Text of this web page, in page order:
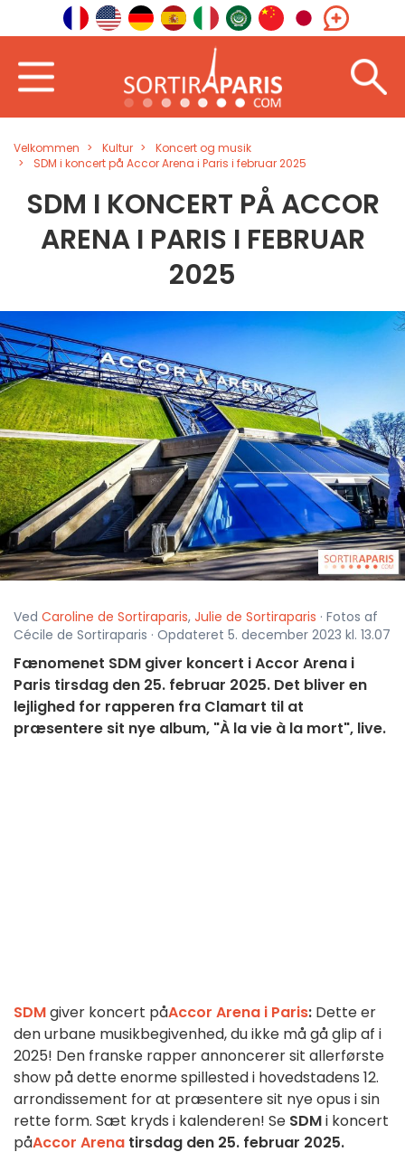
Velkommen Kultur
Koncert og musik
SDM i koncert på Accor Arena i Paris i februar 2025
SDM I KONCERT PÅ ACCOR
ARENA I PARIS I FEBRUAR
2025
Ved Caroline de Sortiraparis, Julie de Sortiraparis · Fotos af
Cécile de Sortiraparis · Opdateret 5. december 2023 kl. 13.07
Fænomenet SDM giver koncert i Accor Arena i
Paris tirsdag den 25. februar 2025. Det bliver en
lejlighed for rapperen fra Clamart til at
præsentere sit nye album, "À la vie à la mort", live.
SDMgiver koncert påAccor Arena i Paris: Dette er
den urbane musikbegivenhed, du ikke må gå glip af i
2025! Den franske rapper annoncerer sit allerførste
show på dette enorme spillested i hovedstadens 12.
arrondissement for at præsentere sit nye opus i sin
rette form. Sæt kryds i kalenderen! Se SDMi koncert
påAccor Arena tirsdag den 25. februar 2025.